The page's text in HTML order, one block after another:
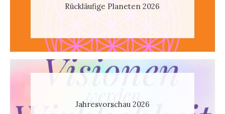
Rückläufige Planeten 2026
Jahresvorschau 2026